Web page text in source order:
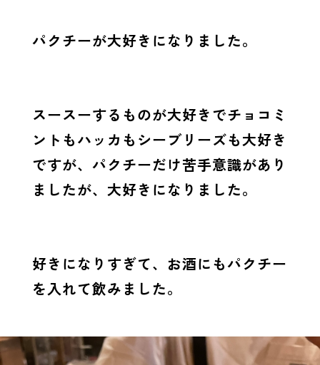
パクチーが大好きになりました。
スースーするものが大好きでチョコミ
ントもハッカもシーブリーズも大好き
ですが、パクチーだけ苦手意識があり
ましたが、大好きになりました。
好きになりすぎて、お酒にもパクチー
を入れて飲みました。